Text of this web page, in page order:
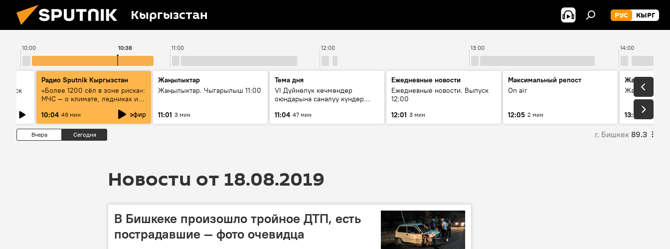
Кыргызстан РУС КЫРГ
10:00 11:00 12:00 13:00 14:00
10:38
Радио Sputnik Кыргызстан
«Более 1200 сёл в зоне риска»:
МЧС — о климате, ледниках и
населения
10:04 49 мин эфир
Жаңылыктар
Жаңылыктар. Чыгарылыш 11:00
11:01 3 мин
Тема дня
VI Дүйнөлүк көчмөндөр
оюндарына саналуу күндөр
этапка жетти?
11:04 47 мин
Ежедневные новости
Ежедневные новости. Выпуск
12:00
12:01 3 мин
Максимальный репост
On air
12:05 2 мин
Жаңылыктар
13:01 3 мин
Вчера Сегодня г. Бишкек 89.3
Новости от 18.08.2019
В Бишкеке произошло тройное ДТП, есть
пострадавшие — фото очевидца